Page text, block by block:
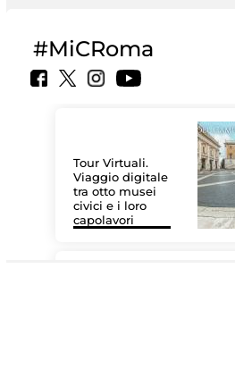
#MiCRoma
Tour Virtuali.
Viaggio digitale
tra otto musei
civici e i loro
capolavori